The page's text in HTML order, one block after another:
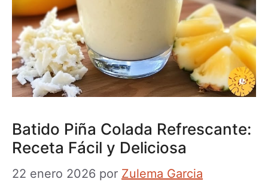
Batido Piña Colada Refrescante:
Receta Fácil y Deliciosa
22 enero 2026 por Zulema Garcia